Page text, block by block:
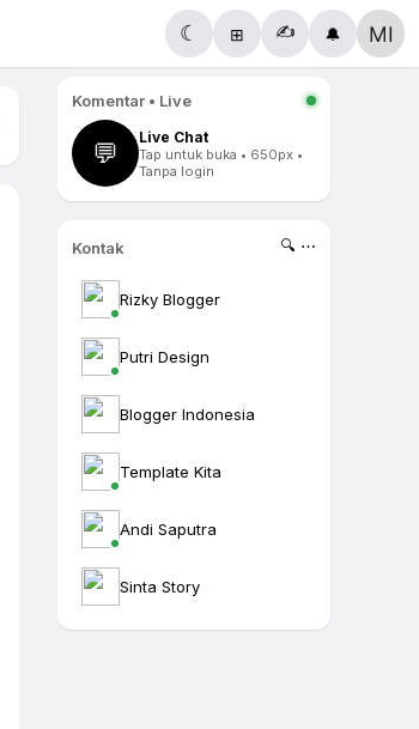
☾ ⊞ ✍️ 🔔
Komentar • Live
💬
Live Chat
Tap untuk buka • 650px •
Tanpa login
Kontak 🔍 ⋯
Rizky Blogger
Putri Design
Blogger Indonesia
Template Kita
Andi Saputra
Sinta Story